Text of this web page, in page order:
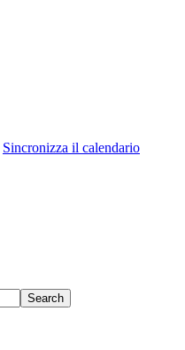
Sincronizza il calendario